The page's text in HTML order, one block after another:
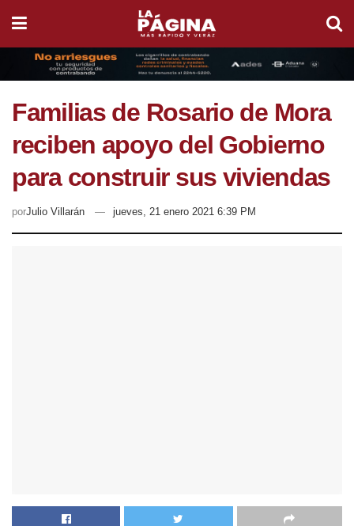
Familias de Rosario de Mora
reciben apoyo del Gobierno
para construir sus viviendas
porJulio Villarán jueves, 21 enero 2021 6:39 PM